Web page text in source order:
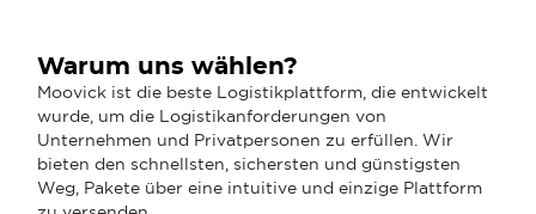
Warum uns wählen?
Moovick ist die beste Logistikplattform, die entwickelt
wurde, um die Logistikanforderungen von
Unternehmen und Privatpersonen zu erfüllen. Wir
bieten den schnellsten, sichersten und günstigsten
Weg, Pakete über eine intuitive und einzige Plattform